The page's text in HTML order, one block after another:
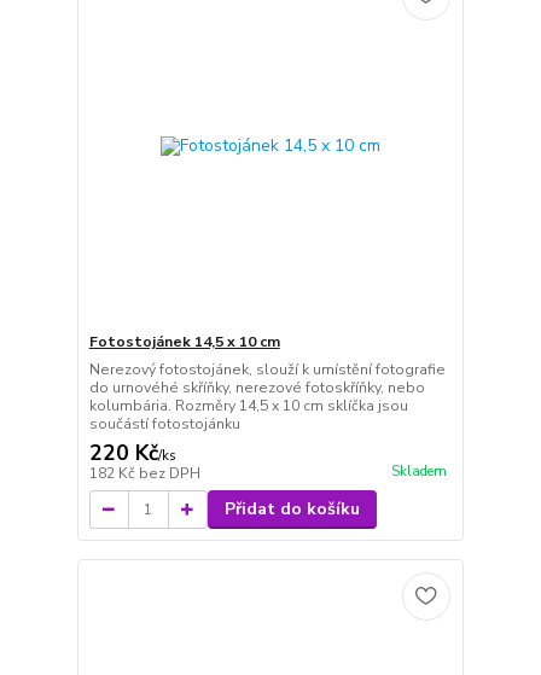
Fotostojánek 14,5 x 10 cm
Nerezový fotostojánek, slouží k umístění fotografie
do urnovéhé skříňky, nerezové fotoskříňky, nebo
kolumbária. Rozměry 14,5 x 10 cm sklíčka jsou
součástí fotostojánku
220 Kč/ks
182 Kč bez DPH Skladem
Přidat do košíku